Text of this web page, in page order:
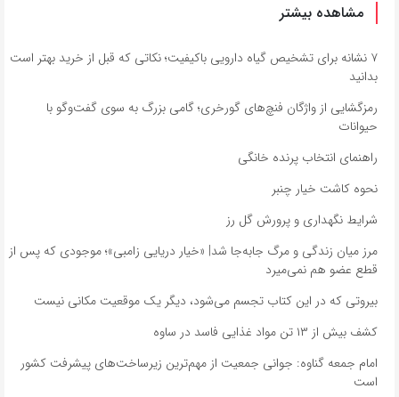
مشاهده بیشتر
۷ نشانه برای تشخیص گیاه دارویی باکیفیت؛ نکاتی که قبل از خرید بهتر است
بدانید
رمزگشایی از واژگان فنچ‌های گورخری؛ گامی بزرگ به سوی گفت‌وگو با
حیوانات
راهنمای انتخاب پرنده خانگی
نحوه کاشت خیار چنبر
شرایط نگهداری و پرورش گل رز
مرز میان زندگی و مرگ جابه‌جا شد| «خیار دریایی زامبی»؛ موجودی که پس از
قطع عضو هم نمی‌میرد
بیروتی که در این کتاب تجسم می‌شود، دیگر یک موقعیت مکانی نیست
کشف بیش از ۱۳ تن مواد غذایی فاسد در ساوه
امام جمعه گناوه: جوانی جمعیت از مهم‌ترین زیرساخت‌های پیشرفت کشور
است